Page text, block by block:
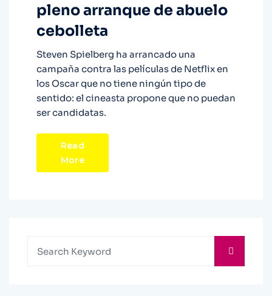
pleno arranque de abuelo
cebolleta
Steven Spielberg ha arrancado una
campaña contra las películas de Netflix en
los Oscar que no tiene ningún tipo de
sentido: el cineasta propone que no puedan
ser candidatas.
Read
More